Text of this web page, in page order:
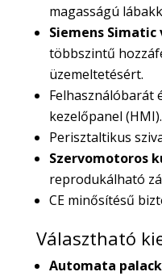
magasságú
Siemens
többszintű
üzemeltetésért.
Felhasználóbarát
kezelőpanel (HMI).
Perisztaltikus
Szervomotoros
reprodukálható
CE minősítésű
Választható
Automata